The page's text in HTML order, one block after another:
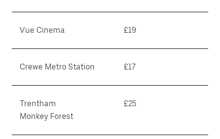
Vue Cinema £19
Crewe Metro Station £17
Trentham
Monkey Forest
£25